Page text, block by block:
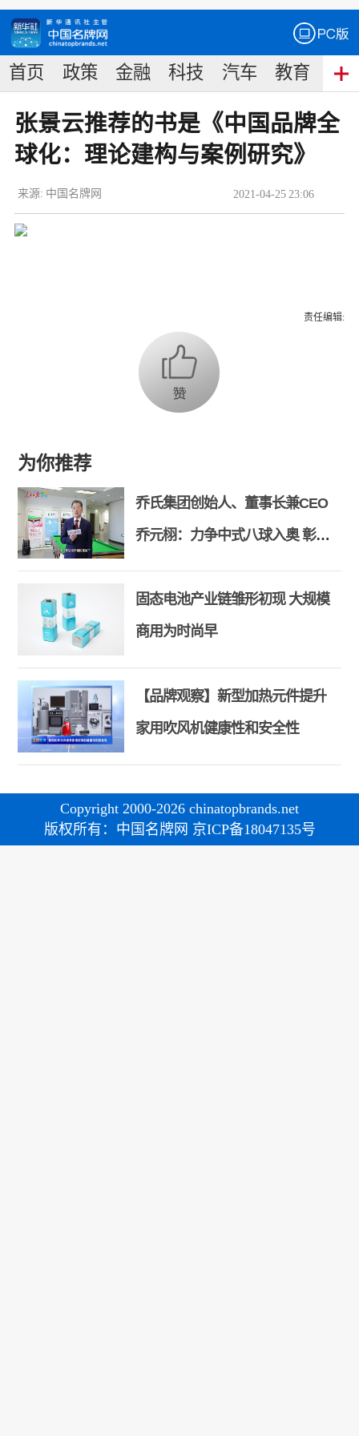
首页 政策 金融 科技 汽车 教育 食
张景云推荐的书是《中国品牌全
球化：理论建构与案例研究》
2021-04-25 23:06
来源: 中国名牌网
责任编辑:
为你推荐
乔氏集团创始人、董事长兼CEO
乔元栩：力争中式八球入奥 彰显
和合共生精神
固态电池产业链雏形初现 大规模
商用为时尚早
【品牌观察】新型加热元件提升
家用吹风机健康性和安全性
Copyright 2000-2026 chinatopbrands.net
版权所有：中国名牌网 京ICP备18047135号